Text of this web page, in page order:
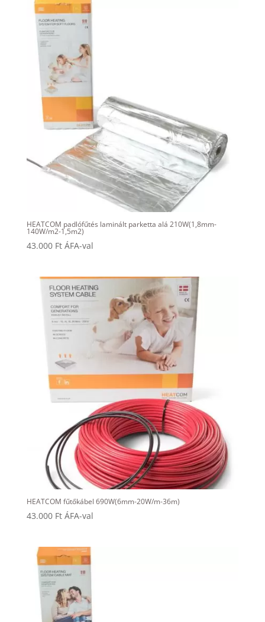
HEATCOM padlófűtés laminált parketta alá 210W(1,8mm-
140W/m2-1,5m2)
43.000 Ft ÁFA-val
HEATCOM fűtőkábel 690W(6mm-20W/m-36m)
43.000 Ft ÁFA-val